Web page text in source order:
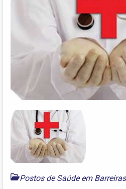
Postos de Saúde em Barreiras